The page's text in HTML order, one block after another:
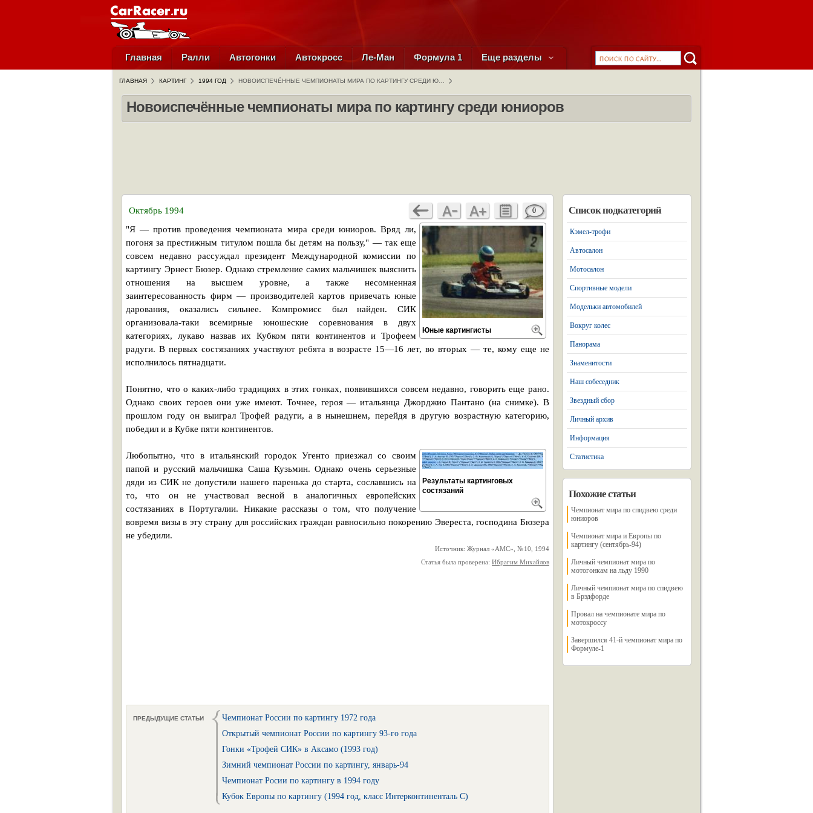
Главная Ралли Автогонки Автокросс Ле-Ман Формула 1 Еще разделы
ГЛАВНАЯ КАРТИНГ 1994 ГОД НОВОИСПЕЧЁННЫЕ ЧЕМПИОНАТЫ МИРА ПО КАРТИНГУ СРЕДИ Ю…
Новоиспечённые чемпионаты мира по картингу среди юниоров
Октябрь 1994 0
Юные картингисты
"Я — против проведения чемпионата мира среди юниоров. Вряд ли,
погоня за престижным титулом пошла бы детям на пользу," — так еще
совсем недавно рассуждал президент Международной комиссии по
картингу Эрнест Бюзер. Однако стремление самих мальчишек выяснить
отношения на высшем уровне, а также несомненная
заинтересованность фирм — производителей картов привечать юные
дарования, оказались сильнее. Компромисс был найден. СИК
организовала-таки всемирные юношеские соревнования в двух
категориях, лукаво назвав их Кубком пяти континентов и Трофеем
радуги. В первых состязаниях участвуют ребята в возрасте 15—16 лет, во вторых — те, кому еще не
исполнилось пятнадцати.
Понятно, что о каких-либо традициях в этих гонках, появившихся совсем недавно, говорить еще рано.
Однако своих героев они уже имеют. Точнее, героя — итальянца Джорджио Пантано (на снимке). В
прошлом году он выиграл Трофей радуги, а в нынешнем, перейдя в другую возрастную категорию,
победил и в Кубке пяти континентов.
Результаты картинговых
состязаний
Любопытно, что в итальянский городок Угенто приезжал со своим
папой и русский мальчишка Саша Кузьмин. Однако очень серьезные
дяди из СИК не допустили нашего паренька до старта, сославшись на
то, что он не участвовал весной в аналогичных европейских
состязаниях в Португалии. Никакие рассказы о том, что получение
вовремя визы в эту страну для российских граждан равносильно покорению Эвереста, господина Бюзера
не убедили.
Источник: Журнал «АМС», №10, 1994
Статья была проверена: Ибрагим Михайлов
ПРЕДЫДУЩИЕ СТАТЬИ
Чемпионат России по картингу 1972 года
Открытый чемпионат России по картингу 93-го года
Гонки «Трофей СИК» в Аксамо (1993 год)
Зимний чемпионат России по картингу, январь-94
Чемпионат Росии по картингу в 1994 году
Кубок Европы по картингу (1994 год, класс Интерконтиненталь С)
Список подкатегорий
Кэмел-трофи
Автосалон
Мотосалон
Спортивные модели
Модельки автомобилей
Вокруг колес
Панорама
Знаменитости
Наш собеседник
Звездный сбор
Личный архив
Информация
Статистика
Похожие статьи
Чемпионат мира по спидвею среди
юниоров
Чемпионат мира и Европы по
картингу (сентябрь-94)
Личный чемпионат мира по
мотогонкам на льду 1990
Личный чемпионат мира по спидвею
в Брэдфорде
Провал на чемпионате мира по
мотокроссу
Завершился 41-й чемпионат мира по
Формуле-1